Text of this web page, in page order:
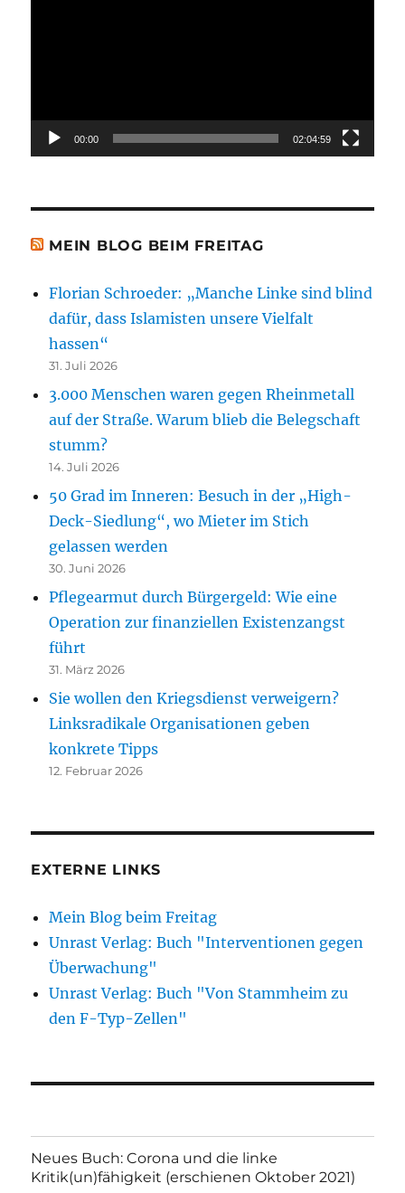
00:00 02:04:59
MEIN BLOG BEIM FREITAG
Florian Schroeder: „Manche Linke sind blind
dafür, dass Islamisten unsere Vielfalt
hassen“
31. Juli 2026
3.000 Menschen waren gegen Rheinmetall
auf der Straße. Warum blieb die Belegschaft
stumm?
14. Juli 2026
50 Grad im Inneren: Besuch in der „High-
Deck-Siedlung“, wo Mieter im Stich
gelassen werden
30. Juni 2026
Pflegearmut durch Bürgergeld: Wie eine
Operation zur finanziellen Existenzangst
führt
31. März 2026
Sie wollen den Kriegsdienst verweigern?
Linksradikale Organisationen geben
konkrete Tipps
12. Februar 2026
EXTERNE LINKS
Mein Blog beim Freitag
Unrast Verlag: Buch "Interventionen gegen
Überwachung"
Unrast Verlag: Buch "Von Stammheim zu
den F-Typ-Zellen"
Neues Buch: Corona und die linke
Kritik(un)fähigkeit (erschienen Oktober 2021)